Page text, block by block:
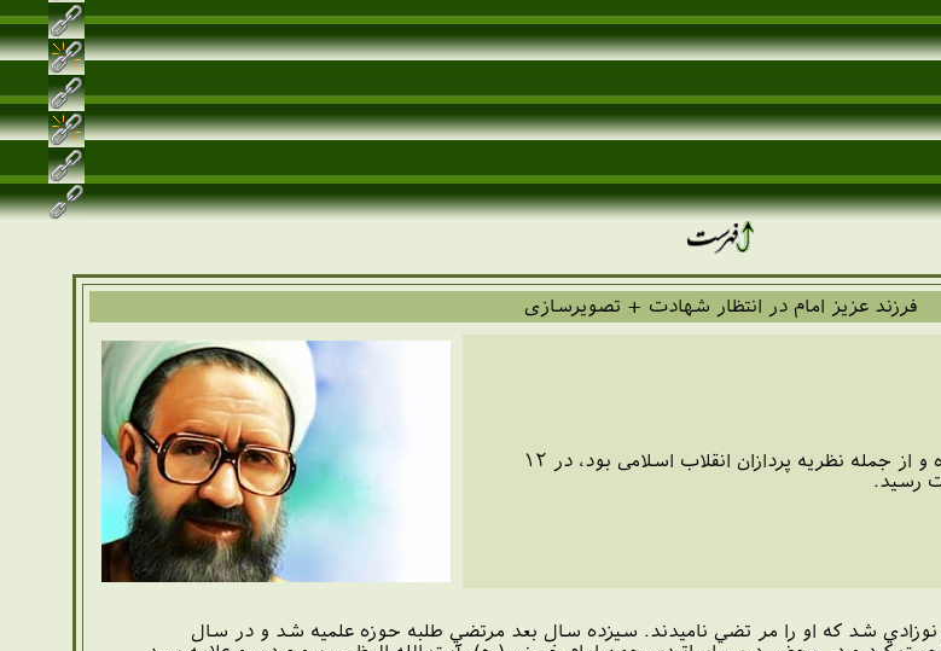
فرزند عزیز امام در انتظار شهادت + تصویرسازی
شهید مرتضی مطهری که از اساتید حوزه و دانشگاه و از جمله نظریه پردازان انقلاب اسلامی بود، در ۱۲
۱۲۹۸ فريمان ميزبان نوزادي شد كه او را مر تضي ناميدند. سيزده سال بعد مرتضي طلبه حوزه علميه شد و در سال